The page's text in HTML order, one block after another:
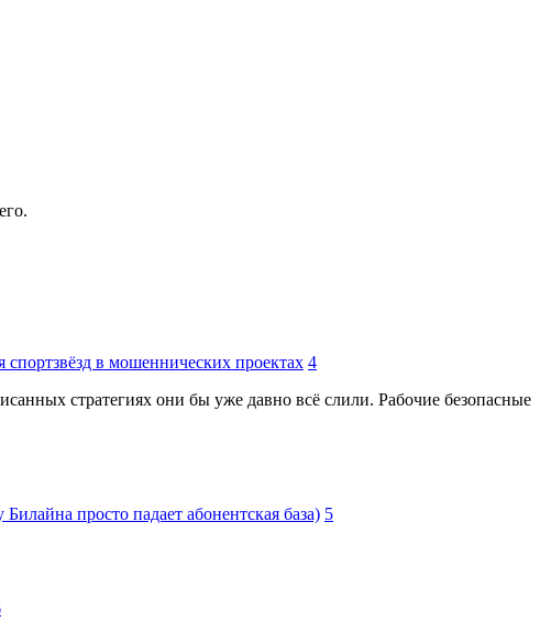
в мошеннических проектах 4
стратегиях они бы уже давно всё слили. Рабочие безопасные
просто падает абонентская база) 5